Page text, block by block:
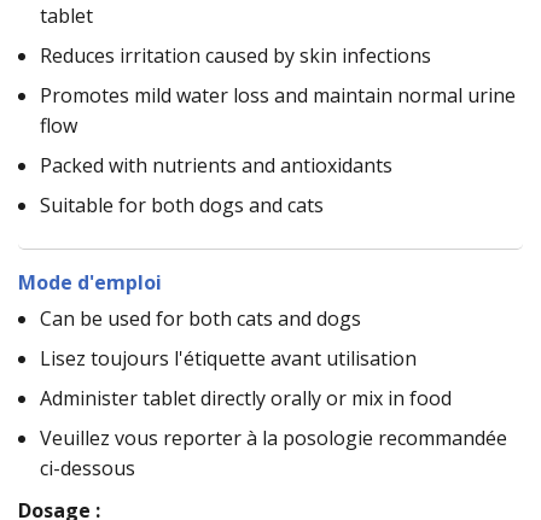
tablet
Reduces irritation caused by skin infections
Promotes mild water loss and maintain normal urine
flow
Packed with nutrients and antioxidants
Suitable for both dogs and cats
Mode d'emploi
Can be used for both cats and dogs
Lisez toujours l'étiquette avant utilisation
Administer tablet directly orally or mix in food
Veuillez vous reporter à la posologie recommandée
ci-dessous
Dosage :